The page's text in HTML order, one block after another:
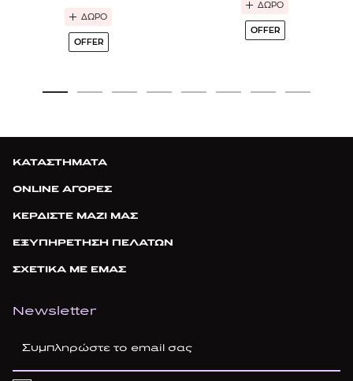
ΔΩΡΟ
OFFER
ΔΩΡΟ
OFFER
ΚΑΤΑΣΤΗΜΑΤΑ
ONLINE ΑΓΟΡΕΣ
ΚΕΡΔΙΣΤΕ ΜΑΖΙ ΜΑΣ
ΕΞΥΠΗΡΕΤΗΣΗ ΠΕΛΑΤΩΝ
ΣΧΕΤΙΚΑ ΜΕ ΕΜΑΣ
Newsletter